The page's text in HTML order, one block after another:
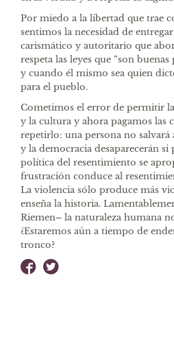
Por miedo a la libertad que trae
sentimos la necesidad de
carismático y autoritario que
respeta las leyes que “son
y cuando él mismo sea quien
para el pueblo.
Cometimos el error de permitir
y la cultura y ahora pagamos las
repetirlo: una persona no salvará
y la democracia desaparecerán
política del resentimiento se
frustración conduce al
La violencia sólo produce más
enseña la historia.
Riemen– la naturaleza humana
¿Estaremos aún a tiempo de
tronco?